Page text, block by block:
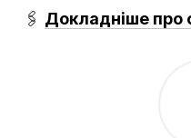
🖇 Докладніше про